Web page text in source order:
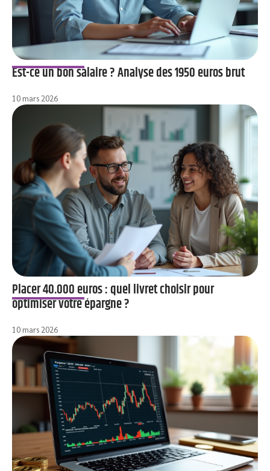
Est-ce un bon salaire ? Analyse des 1950 euros brut
10 mars 2026
Placer 40.000 euros : quel livret choisir pour
optimiser votre épargne ?
10 mars 2026